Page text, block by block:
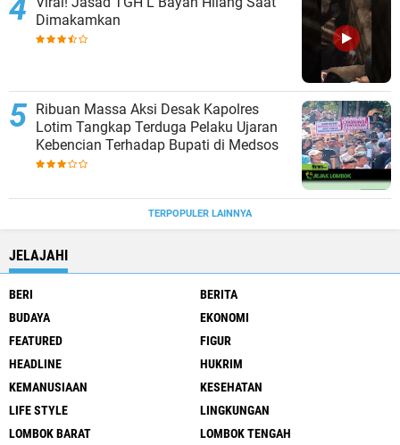
Dimakamkan
Ribuan Massa Aksi Desak Kapolres
Lotim Tangkap Terduga Pelaku Ujaran
Kebencian Terhadap Bupati di Medsos
TERPOPULER LAINNYA
JELAJAHI
BERI
BERITA
BUDAYA
EKONOMI
FEATURED
FIGUR
HEADLINE
HUKRIM
KEMANUSIAAN
KESEHATAN
LIFE STYLE
LINGKUNGAN
LOMBOK BARAT
LOMBOK TENGAH